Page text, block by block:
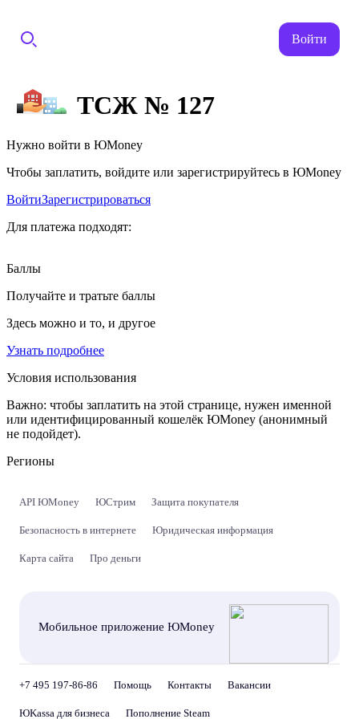
Войти
ТСЖ № 127
Нужно войти в ЮMoney
Чтобы заплатить, войдите или зарегистрируйтесь в ЮMoney
ВойтиЗарегистрироваться
Для платежа подходят:
Баллы
Получайте и тратьте баллы
Здесь можно и то, и другое
Узнать подробнее
Условия использования
Важно: чтобы заплатить на этой странице, нужен именной
или идентифицированный кошелёк ЮMoney (анонимный
не подойдет).
Регионы
API ЮMoney ЮСтрим Защита покупателя
Безопасность в интернете Юридическая информация
Карта сайта Про деньги
Мобильное приложение ЮMoney
+7 495 197-86-86 Помощь Контакты Вакансии
ЮKassa для бизнеса Пополнение Steam